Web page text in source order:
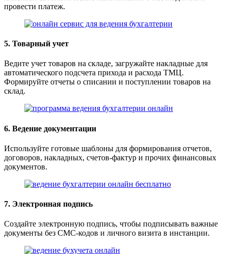
провести платеж.
5. Товарный учет
Ведите учет товаров на складе, загружайте накладные для
автоматического подсчета прихода и расхода ТМЦ.
Формируйте отчеты о списании и поступлении товаров на
склад.
6. Ведение документации
Используйте готовые шаблоны для формирования отчетов,
договоров, накладных, счетов-фактур и прочих финансовых
документов.
7. Электронная подпись
Создайте электронную подпись, чтобы подписывать важные
документы без СМС-кодов и личного визита в инстанции.